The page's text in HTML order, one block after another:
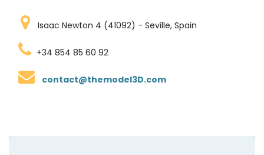
Isaac Newton 4 (41092) - Seville, Spain
+34 854 85 60 92
contact@themodel3D.com